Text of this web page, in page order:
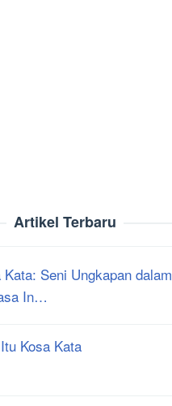
Artikel Terbaru
Kata: Seni Ungkapan dalam
In…
Kosa Kata